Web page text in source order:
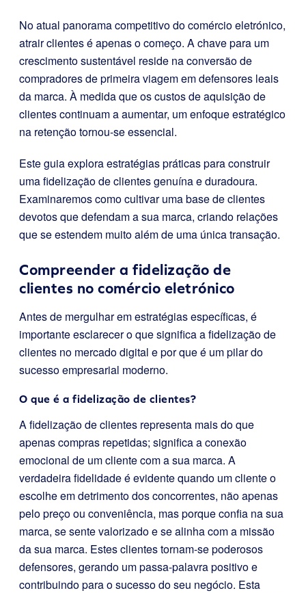
No atual panorama competitivo do comércio eletrónico,
atrair clientes é apenas o começo. A chave para um
crescimento sustentável reside na conversão de
compradores de primeira viagem em defensores leais
da marca. À medida que os custos de aquisição de
clientes continuam a aumentar, um enfoque estratégico
na retenção tornou-se essencial.
Este guia explora estratégias práticas para construir
uma fidelização de clientes genuína e duradoura.
Examinaremos como cultivar uma base de clientes
devotos que defendam a sua marca, criando relações
que se estendem muito além de uma única transação.
Compreender a fidelização de
clientes no comércio eletrónico
Antes de mergulhar em estratégias específicas, é
importante esclarecer o que significa a fidelização de
clientes no mercado digital e por que é um pilar do
sucesso empresarial moderno.
O que é a fidelização de clientes?
A fidelização de clientes representa mais do que
apenas compras repetidas; significa a conexão
emocional de um cliente com a sua marca. A
verdadeira fidelidade é evidente quando um cliente o
escolhe em detrimento dos concorrentes, não apenas
pelo preço ou conveniência, mas porque confia na sua
marca, se sente valorizado e se alinha com a missão
da sua marca. Estes clientes tornam-se poderosos
defensores, gerando um passa-palavra positivo e
contribuindo para o sucesso do seu negócio. Esta